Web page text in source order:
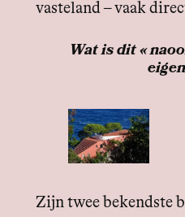
vasteland – vaak
Wat is dit «
Zijn twee bekendste